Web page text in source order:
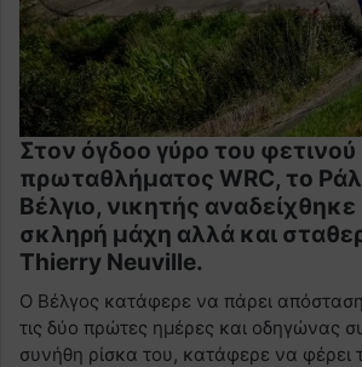
Στον όγδοο γύρο του φετινού
πρωταθλήματος WRC, το
Βέλγιο, νικητής
σκληρή μάχη αλλά και
Thierry Neuville.
O Bέλγος κατάφερε να πάρει
τις δύο πρώτες ημέρες και οδηγώνας
συνήθη ρίσκα του, κατάφερε να φέρει